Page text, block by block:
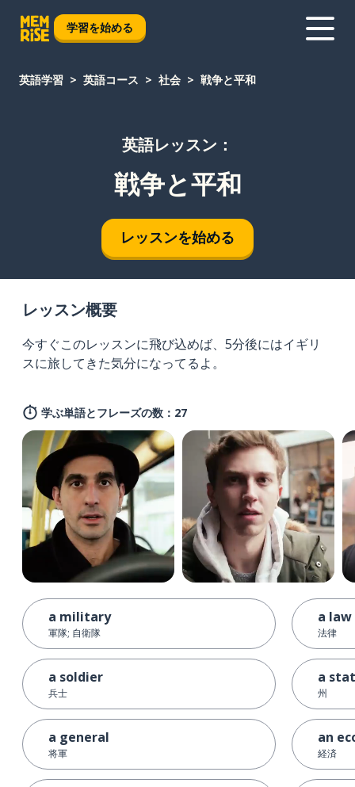
学習を始める
英語学習 英語コース 社会 戦争と平和
英語レッスン：
戦争と平和
レッスンを始める
レッスン概要
今すぐこのレッスンに飛び込めば、5分後にはイギリ
スに旅してきた気分になってるよ。
学ぶ単語とフレーズの数：27
a military
軍隊; 自衛隊
a soldier
兵士
a general
将軍
a law
法律
a
州
an
経済